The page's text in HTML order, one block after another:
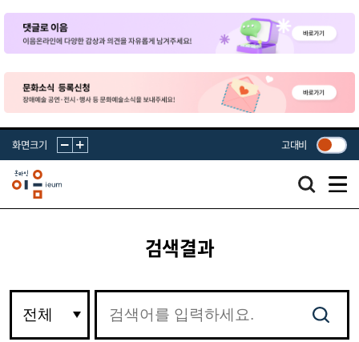
화면크기 고대비
검색결과